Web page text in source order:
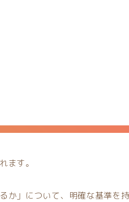
ます。
か」について、明確な基準を